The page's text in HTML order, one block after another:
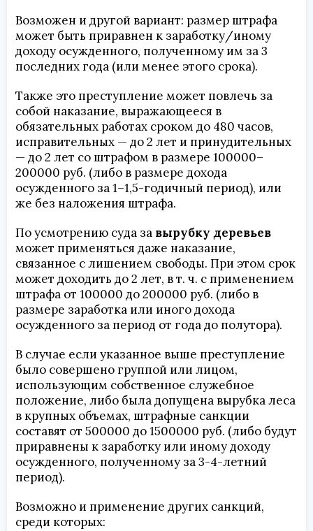
Возможен и другой вариант: размер штрафа
может быть приравнен к заработку/иному
доходу осужденного, полученному им за 3
последних года (или менее этого срока).
Также это преступление может повлечь за
собой наказание, выражающееся в
обязательных работах сроком до 480 часов,
исправительных — до 2 лет и принудительных
— до 2 лет со штрафом в размере 100000–
200000 руб. (либо в размере дохода
осужденного за 1–1,5-годичный период), или
же без наложения штрафа.
По усмотрению суда за вырубку деревьев
может применяться даже наказание,
связанное с лишением свободы. При этом срок
может доходить до 2 лет, в т. ч. с применением
штрафа от 100000 до 200000 руб. (либо в
размере заработка или иного дохода
осужденного за период от года до полутора).
В случае если указанное выше преступление
было совершено группой или лицом,
использующим собственное служебное
положение, либо была допущена вырубка леса
в крупных объемах, штрафные санкции
составят от 500000 до 1500000 руб. (либо будут
приравнены к заработку или иному доходу
осужденного, полученному за 3-4-летний
период).
Возможно и применение других санкций,
среди которых: